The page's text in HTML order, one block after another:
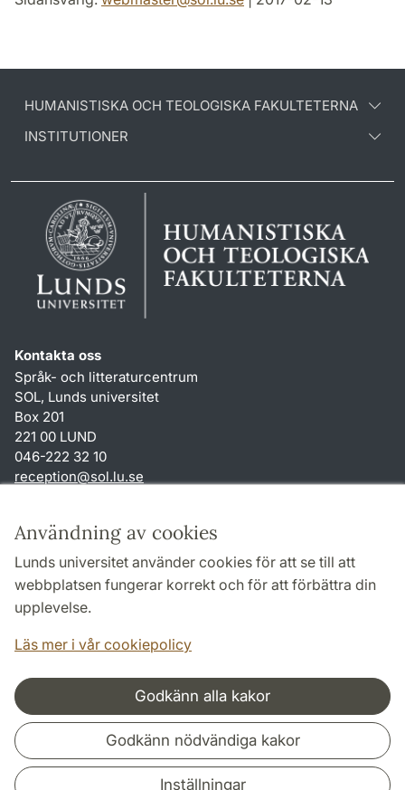
Användning av cookies
Lunds universitet använder cookies för att se till att
webbplatsen fungerar korrekt och för att förbättra din
upplevelse.
Läs mer i vår cookiepolicy
Godkänn alla kakor
Godkänn nödvändiga kakor
Inställningar
HUMANISTISKA OCH TEOLOGISKA FAKULTETERNA
INSTITUTIONER
Kontakta oss
Språk- och litteraturcentrum
SOL, Lunds universitet
Box 201
221 00 LUND
046-222 32 10
reception@sol.lu.se
Genvägar
Om webbplatsen och cookies
Behandling av personuppgifter
Tillgänglighetsredogörelse
Samarbeten och nätverk